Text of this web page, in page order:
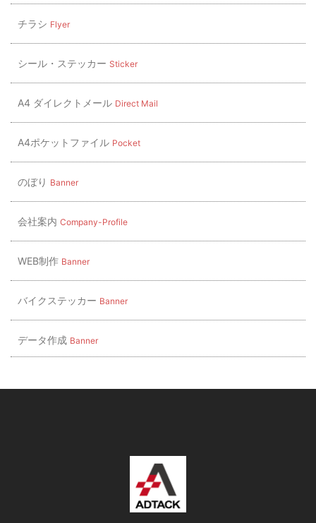
チラシ Flyer
シール・ステッカー Sticker
A4 ダイレクトメール Direct Mail
A4ポケットファイル Pocket
のぼり Banner
会社案内 Company-Profile
WEB制作 Banner
バイクステッカー Banner
データ作成 Banner